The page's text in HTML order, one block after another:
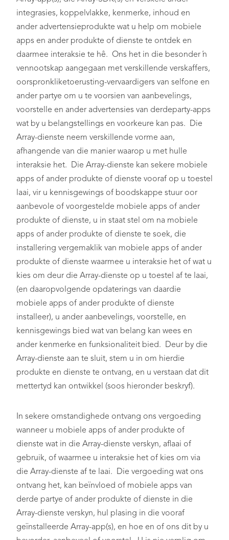
integrasies, koppelvlakke, kenmerke, inhoud en
ander advertensieprodukte wat u help om mobiele
apps en ander produkte of dienste te ontdek en
daarmee interaksie te hê. Ons het in die besonder ’n
vennootskap aangegaan met verskillende verskaffers,
oorspronkliketoerusting-vervaardigers van selfone en
ander partye om u te voorsien van aanbevelings,
voorstelle en ander advertensies van derdeparty-apps
wat by u belangstellings en voorkeure kan pas. Die
Array-dienste neem verskillende vorme aan,
afhangende van die manier waarop u met hulle
interaksie het. Die Array-dienste kan sekere mobiele
apps of ander produkte of dienste vooraf op u toestel
laai, vir u kennisgewings of boodskappe stuur oor
aanbevole of voorgestelde mobiele apps of ander
produkte of dienste, u in staat stel om na mobiele
apps of ander produkte of dienste te soek, die
installering vergemaklik van mobiele apps of ander
produkte of dienste waarmee u interaksie het of wat u
kies om deur die Array-dienste op u toestel af te laai,
(en daaropvolgende opdaterings van daardie
mobiele apps of ander produkte of dienste
installeer), u ander aanbevelings, voorstelle, en
kennisgewings bied wat van belang kan wees en
ander kenmerke en funksionaliteit bied. Deur by die
Array-dienste aan te sluit, stem u in om hierdie
produkte en dienste te ontvang, en u verstaan dat dit
mettertyd kan ontwikkel (soos hieronder beskryf).
In sekere omstandighede ontvang ons vergoeding
wanneer u mobiele apps of ander produkte of
dienste wat in die Array-dienste verskyn, aflaai of
gebruik, of waarmee u interaksie het of kies om via
die Array-dienste af te laai. Die vergoeding wat ons
ontvang het, kan beïnvloed of mobiele apps van
derde partye of ander produkte of dienste in die
Array-dienste verskyn, hul plasing in die vooraf
geïnstalleerde Array-app(s), en hoe en of ons dit by u